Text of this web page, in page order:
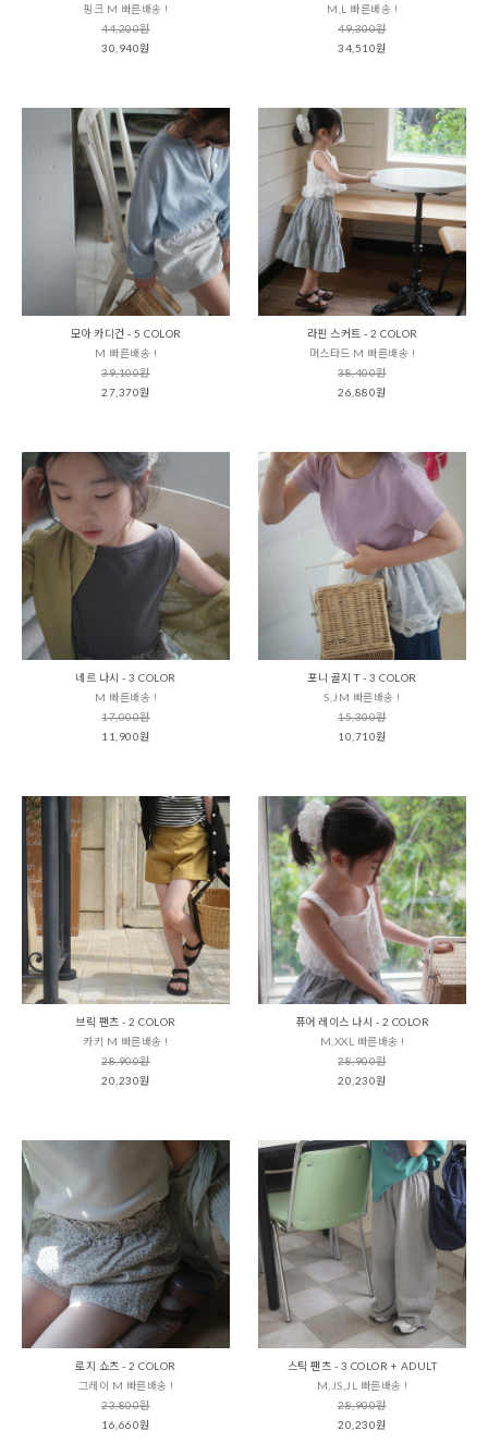
핑크 M 빠른배송 !
44,200원
30,940원
M,L 빠른배송 !
49,300원
34,510원
모아 카디건 - 5 COLOR
M 빠른배송 !
39,100원
27,370원
라핀 스커트 - 2 COLOR
머스타드 M 빠른배송 !
38,400원
26,880원
네르 나시 - 3 COLOR
M 빠른배송 !
17,000원
11,900원
포니 골지 T - 3 COLOR
S,JM 빠른배송 !
15,300원
10,710원
브릭 팬츠 - 2 COLOR
카키 M 빠른배송 !
28,900원
20,230원
퓨어 레이스 나시 - 2 COLOR
M,XXL 빠른배송 !
28,900원
20,230원
로지 쇼츠 - 2 COLOR
그레이 M 빠른배송 !
23,800원
16,660원
스틱 팬츠 - 3 COLOR + ADULT
M,JS,JL 빠른배송 !
28,900원
20,230원